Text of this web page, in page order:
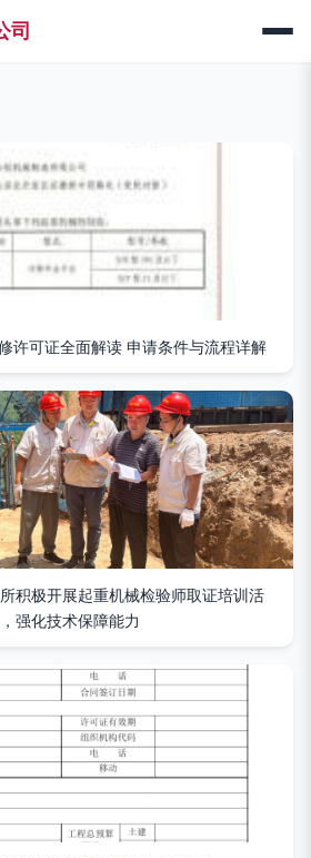
司
许可证全面解读 申请条件与流程详解
积极开展起重机械检验师取证培训活
强化技术保障能力